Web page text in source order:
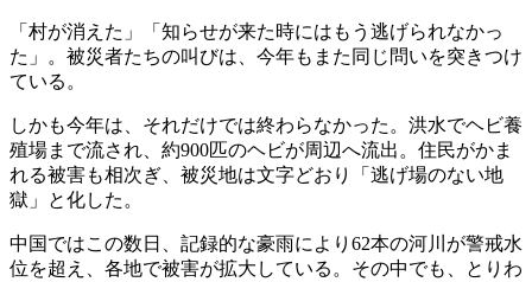
「村が消えた」「知らせが来た時にはもう逃げられなかっ
た」。被災者たちの叫びは、今年もまた同じ問いを突きつけ
ている。
しかも今年は、それだけでは終わらなかった。洪水でヘビ養
殖場まで流され、約900匹のヘビが周辺へ流出。住民がかま
れる被害も相次ぎ、被災地は文字どおり「逃げ場のない地
獄」と化した。
中国ではこの数日、記録的な豪雨により62本の河川が警戒水
位を超え、各地で被害が拡大している。その中でも、とりわ